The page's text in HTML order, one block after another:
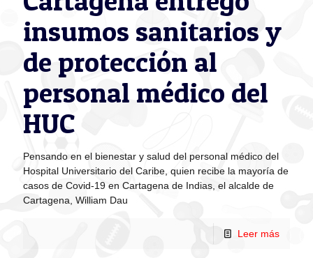
insumos sanitarios y
de protección al
personal médico del
HUC
Pensando en el bienestar y salud del personal médico del
Hospital Universitario del Caribe, quien recibe la mayoría de
casos de Covid-19 en Cartagena de Indias, el alcalde de
Cartagena, William Dau
Leer más